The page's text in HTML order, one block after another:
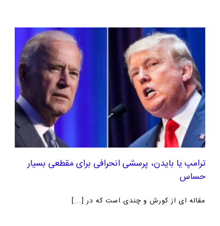
ترامپ یا بایدن، پرسشی انحرافی برای مقطعی بسیار
حساس
مقاله ای از کورش و چندی است که در [...]